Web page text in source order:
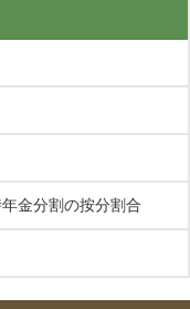
金分割の按分割合